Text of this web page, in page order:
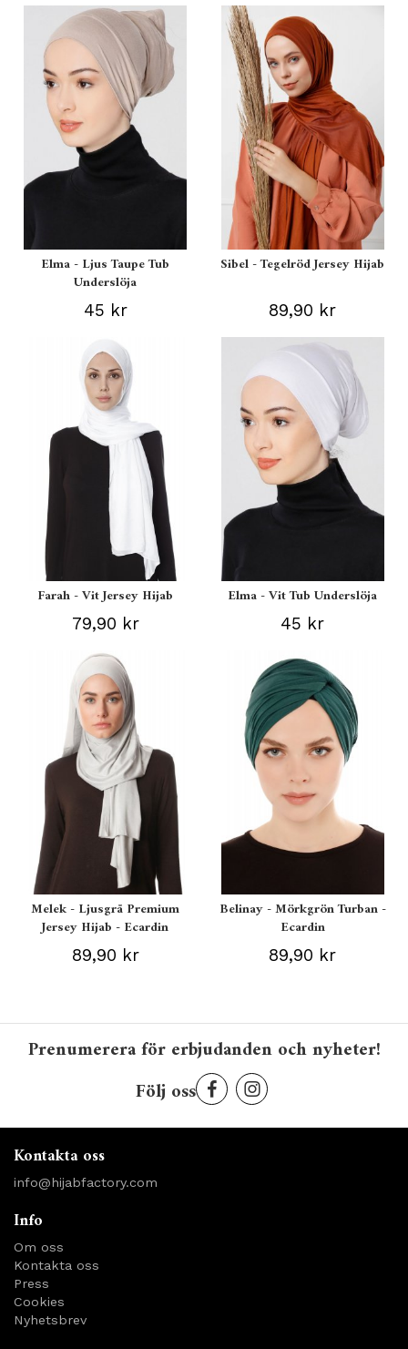
Elma - Ljus Taupe Tub
Underslöja
45 kr
Sibel - Tegelröd Jersey Hijab
89,90 kr
Farah - Vit Jersey Hijab
79,90 kr
Elma - Vit Tub Underslöja
45 kr
Melek - Ljusgrå Premium
Jersey Hijab - Ecardin
89,90 kr
Belinay - Mörkgrön Turban -
Ecardin
89,90 kr
Prenumerera för erbjudanden och nyheter!
Följ oss
Kontakta oss
info@hijabfactory.com
Info
Om oss
Kontakta oss
Press
Cookies
Nyhetsbrev